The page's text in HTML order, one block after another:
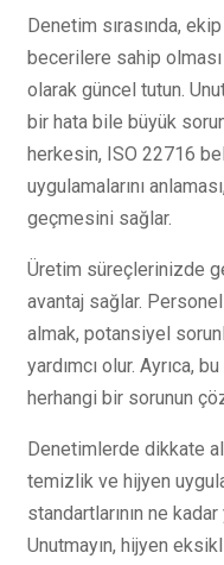
Denetim sırasında,
becerilere sahip
olarak güncel tutun.
bir hata bile büyük
herkesin, ISO 22716
uygulamalarını
geçmesini sağlar.
Üretim süreçlerinizde
avantaj sağlar.
almak, potansiyel
yardımcı olur. Ayrıca,
herhangi bir sorunun
Denetimlerde dikkate
temizlik ve hijyen
standartlarının ne
Unutmayın, hijyen